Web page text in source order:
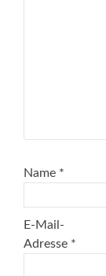
Name *
E-Mail-
Adresse *